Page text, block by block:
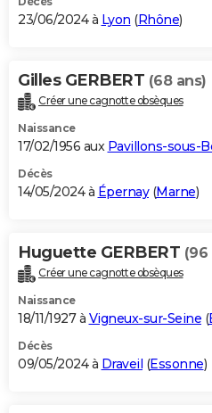
23/06/2024 à Lyon (Rhône)
Gilles GERBERT (68 ans)
Créer une cagnotte obsèques
Naissance
17/02/1956 aux Pavillons-sous-
Décès
14/05/2024 à Épernay(Marne)
Huguette GERBERT (96
Créer une cagnotte obsèques
Naissance
18/11/1927 à Vigneux-sur-Seine (
Décès
09/05/2024 à Draveil (Essonne)